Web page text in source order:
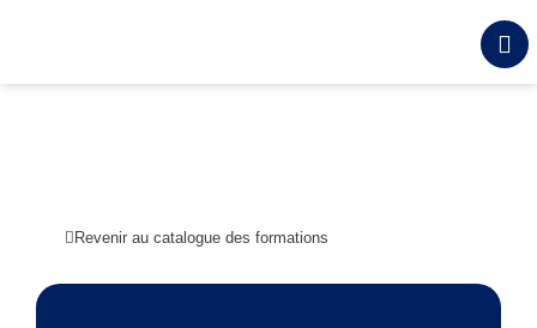
Revenir au catalogue des formations